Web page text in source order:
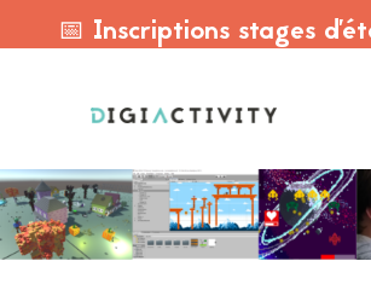
📅 Inscriptions stages